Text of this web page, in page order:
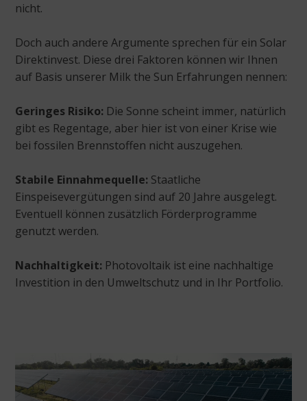
nicht.
Doch auch andere Argumente sprechen für ein Solar
Direktinvest. Diese drei Faktoren können wir Ihnen
auf Basis unserer Milk the Sun Erfahrungen nennen:
Geringes Risiko: Die Sonne scheint immer, natürlich
gibt es Regentage, aber hier ist von einer Krise wie
bei fossilen Brennstoffen nicht auszugehen.
Stabile Einnahmequelle: Staatliche
Einspeisevergütungen sind auf 20 Jahre ausgelegt.
Eventuell können zusätzlich Förderprogramme
genutzt werden.
Nachhaltigkeit: Photovoltaik ist eine nachhaltige
Investition in den Umweltschutz und in Ihr Portfolio.